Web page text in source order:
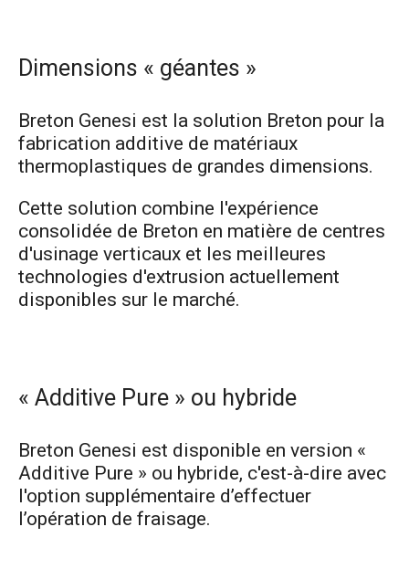
Dimensions « géantes »
Breton Genesi est la solution Breton pour la
fabrication additive de matériaux
thermoplastiques de grandes dimensions.
Cette solution combine l'expérience
consolidée de Breton en matière de centres
d'usinage verticaux et les meilleures
technologies d'extrusion actuellement
disponibles sur le marché.
« Additive Pure » ou hybride
Breton Genesi est disponible en version «
Additive Pure » ou hybride, c'est-à-dire avec
l'option supplémentaire d’effectuer
l’opération de fraisage.